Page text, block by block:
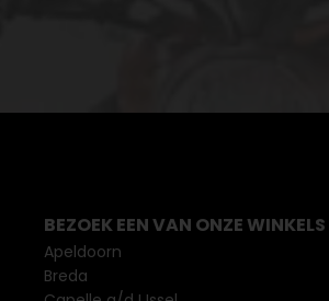
BEZOEK EEN VAN ONZE WINKELS
Apeldoorn
Breda